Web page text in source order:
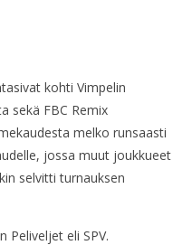
kohti Vimpelin
sekä FBC Remix
melko runsaasti
jossa muut joukkueet
selvitti turnauksen
Peliveljet eli SPV.